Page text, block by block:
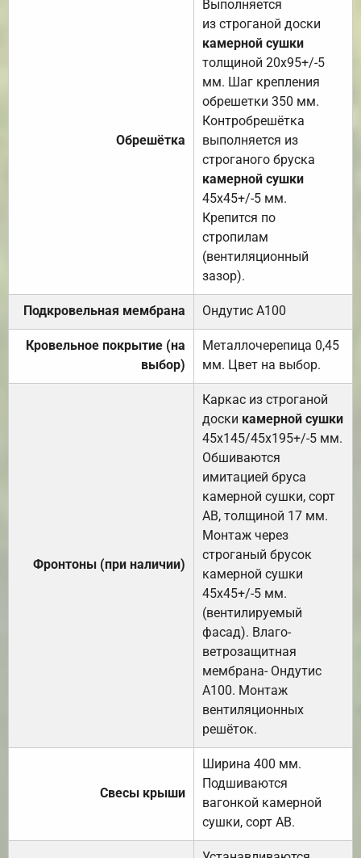
Обрешётка
Выполняется
из строганой доски
камерной сушки
толщиной 20х95+/-5
мм. Шаг крепления
обрешетки 350 мм.
Контробрешётка
выполняется из
строганого бруска
камерной сушки
45х45+/-5 мм.
Крепится по
стропилам
(вентиляционный
зазор).
Подкровельная мембрана Ондутис А100
Кровельное покрытие (на
выбор)
Металлочерепица 0,45
мм. Цвет на выбор.
Фронтоны (при наличии)
Каркас из строганой
доски камерной сушки
45х145/45х195+/-5 мм.
Обшиваются
имитацией бруса
камерной сушки, сорт
АВ, толщиной 17 мм.
Монтаж через
строганый брусок
камерной сушки
45х45+/-5 мм.
(вентилируемый
фасад). Влаго-
ветрозащитная
мембрана- Ондутис
А100. Монтаж
вентиляционных
решёток.
Свесы крыши
Ширина 400 мм.
Подшиваются
вагонкой камерной
сушки, сорт АВ.